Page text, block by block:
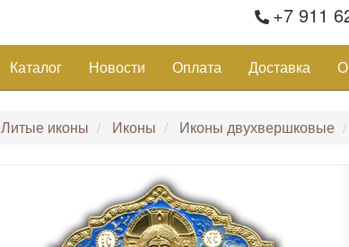
+7 911
Каталог Новости Оплата Доставка О
Литые иконы Иконы Иконы двухвершковые